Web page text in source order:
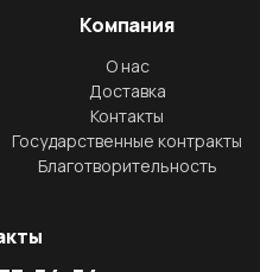
Компания
О нас
Доставка
Контакты
Государственные контракты
Благотворительность